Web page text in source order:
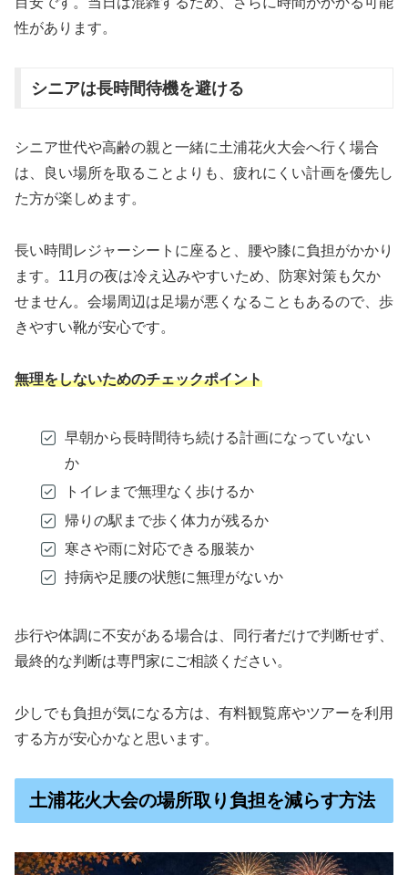
性があります。
シニアは長時間待機を避ける
シニア世代や高齢の親と一緒に土浦花火大会へ行く場合
は、良い場所を取ることよりも、疲れにくい計画を優先し
た方が楽しめます。
長い時間レジャーシートに座ると、腰や膝に負担がかかり
ます。11月の夜は冷え込みやすいため、防寒対策も欠か
せません。会場周辺は足場が悪くなることもあるので、歩
きやすい靴が安心です。
無理をしないためのチェックポイント
早朝から長時間待ち続ける計画になっていない
か
トイレまで無理なく歩けるか
帰りの駅まで歩く体力が残るか
寒さや雨に対応できる服装か
持病や足腰の状態に無理がないか
歩行や体調に不安がある場合は、同行者だけで判断せず、
最終的な判断は専門家にご相談ください。
少しでも負担が気になる方は、有料観覧席やツアーを利用
する方が安心かなと思います。
土浦花火大会の場所取り負担を減らす方法